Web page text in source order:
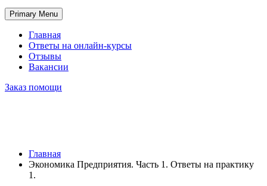
Primary Menu
Главная
Ответы на онлайн-курсы
Отзывы
Вакансии
Заказ помощи
Главная
Экономика Предприятия. Часть 1. Ответы на практику
1.